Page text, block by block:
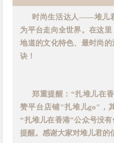
时尚生活达人——堆儿
为平台走向全世界。在这
地道的文化特色、最时尚
诀！
郑重提醒：“扎堆儿在
赞平台店铺"扎堆儿go"，
“扎堆儿在香港”公众号没
提醒。感谢大家对堆儿君的